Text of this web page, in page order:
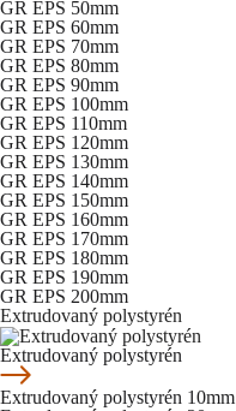
GR EPS 50mm
GR EPS 60mm
GR EPS 70mm
GR EPS 80mm
GR EPS 90mm
GR EPS 100mm
GR EPS 110mm
GR EPS 120mm
GR EPS 130mm
GR EPS 140mm
GR EPS 150mm
GR EPS 160mm
GR EPS 170mm
GR EPS 180mm
GR EPS 190mm
GR EPS 200mm
Extrudovaný polystyrén
Extrudovaný polystyrén
Extrudovaný polystyrén 10mm